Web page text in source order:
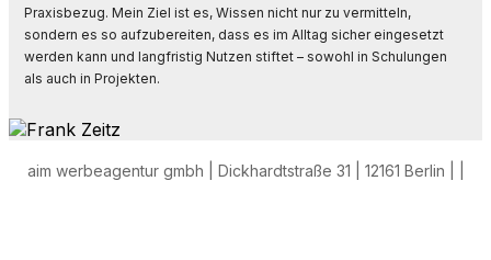
Praxisbezug. Mein Ziel ist es, Wissen nicht nur zu vermitteln,
sondern es so aufzubereiten, dass es im Alltag sicher eingesetzt
werden kann und langfristig Nutzen stiftet – sowohl in Schulungen
als auch in Projekten.
aim werbeagentur gmbh | Dickhardtstraße 31 | 12161 Berlin |